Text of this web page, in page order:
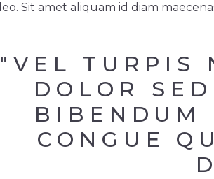
leo. Sit amet aliquam id diam
"VEL TURPIS
DOLOR
BIBENDUM
CONGUE